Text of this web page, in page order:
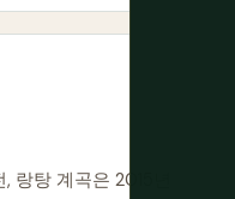
랑탕 계곡은 2015년